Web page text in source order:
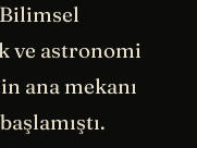
ve astronomi
ana mekanı